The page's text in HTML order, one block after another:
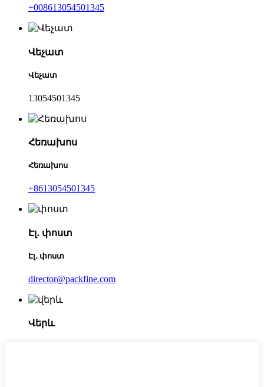
+008613054501345
Վեչատ
Վեչատ
13054501345
Հեռախոս
Հեռախոս
+8613054501345
Էլ․ փոստ
Էլ․ փոստ
director@packfine.com
Վերև